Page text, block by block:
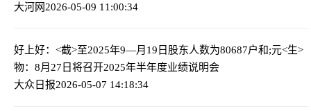
大河网2026-05-09 11:00:34
好上好：<截>至2025年9—月19日股东人数为80687户和;元<生>
物：8月27日将召开2025年半年度业绩说明会
大众日报2026-05-07 14:18:34